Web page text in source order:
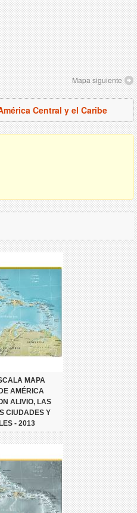
Mapa siguiente
Central y el Caribe
MAPA
AMÉRICA
ALIVIO, LAS
CIUDADES Y
- 2013